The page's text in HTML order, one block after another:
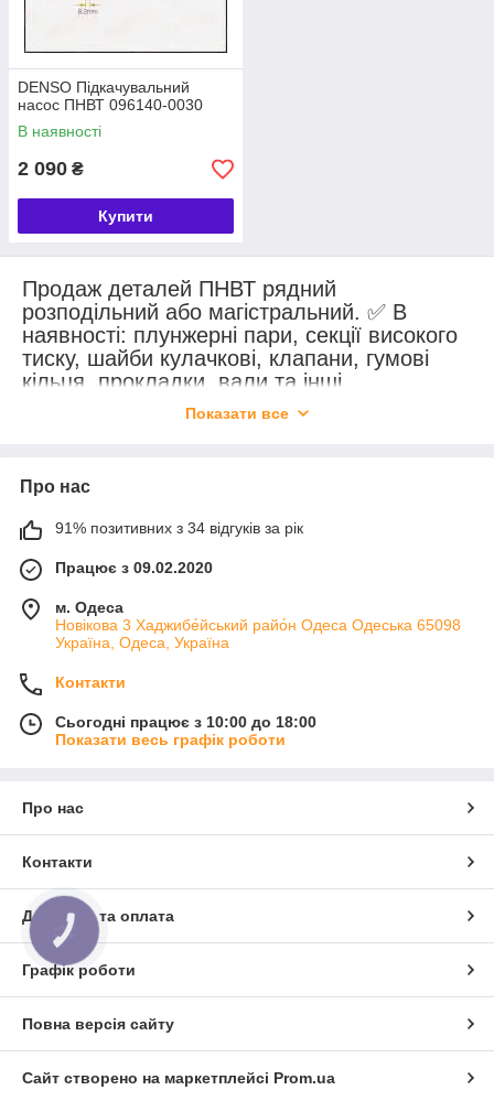
DENSO Підкачувальний
насос ПНВТ 096140-0030
В наявності
2 090 ₴
Купити
Продаж деталей ПНВТ рядний
розподільний або магістральний. ✅ В
наявності: плунжерні пари, секції високого
тиску, шайби кулачкові, клапани, гумові
кільця, прокладки, вали та інші
комплектуючі для всіх типів ПНВТ. 🔧
Показати все
Про нас
91% позитивних з 34 відгуків за рік
Працює з 09.02.2020
м. Одеса
Новікова 3 Хаджибе́йський райо́н Одеса Одеська 65098
Україна, Одеса, Україна
Контакти
Сьогодні працює з 10:00 до 18:00
Показати весь графік роботи
Про нас
Контакти
Доставка та оплата
Графік роботи
Повна версія сайту
Сайт створено на маркетплейсі Prom.ua
КНОПКА
ЗВ'ЯЗКУ